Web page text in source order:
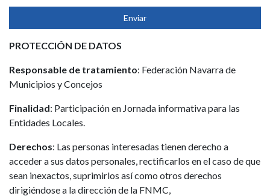
PROTECCIÓN DE DATOS
Responsable de tratamiento: Federación Navarra de
Municipios y Concejos
Finalidad: Participación en Jornada informativa para las
Entidades Locales.
Derechos: Las personas interesadas tienen derecho a
acceder a sus datos personales, rectificarlos en el caso de que
sean inexactos, suprimirlos así como otros derechos
dirigiéndose a la dirección de la FNMC,